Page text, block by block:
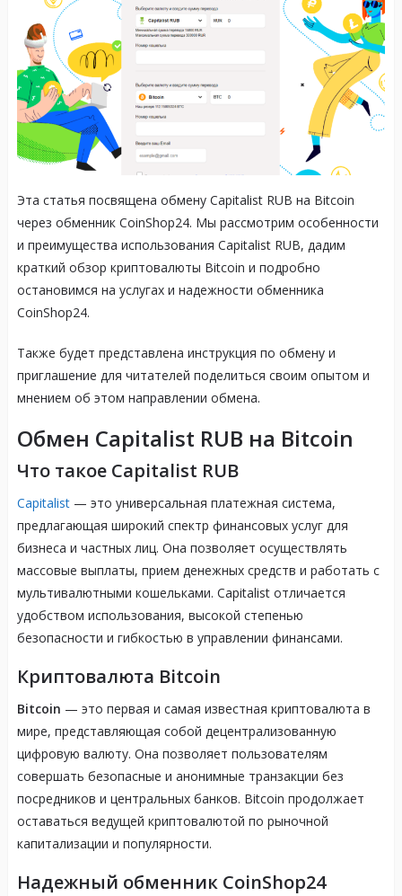
Эта статья посвящена обмену Capitalist RUB на Bitcoin
через обменник CoinShop24. Мы рассмотрим особенности
и преимущества использования Capitalist RUB, дадим
краткий обзор криптовалюты Bitcoin и подробно
остановимся на услугах и надежности обменника
CoinShop24.
Также будет представлена инструкция по обмену и
приглашение для читателей поделиться своим опытом и
мнением об этом направлении обмена.
Обмен Capitalist RUB на Bitcoin
Что такое Capitalist RUB
Capitalist— это универсальная платежная система,
предлагающая широкий спектр финансовых услуг для
бизнеса и частных лиц. Она позволяет осуществлять
массовые выплаты, прием денежных средств и работать с
мультивалютными кошельками. Capitalist отличается
удобством использования, высокой степенью
безопасности и гибкостью в управлении финансами.
Криптовалюта Bitcoin
Bitcoin — это первая и самая известная криптовалюта в
мире, представляющая собой децентрализованную
цифровую валюту. Она позволяет пользователям
совершать безопасные и анонимные транзакции без
посредников и центральных банков. Bitcoin продолжает
оставаться ведущей криптовалютой по рыночной
капитализации и популярности.
Надежный обменник CoinShop24